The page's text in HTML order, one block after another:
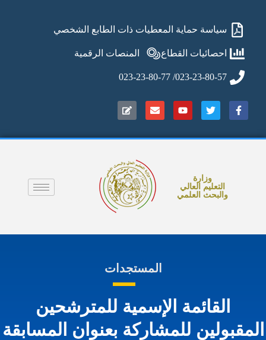
سياسة حماية المعطيات ذات الطابع الشخصي
احصائيات القطاع المنصات الرقمية
023-23-80-57/ 023-23-80-77
وزارة
التعليم العالي
والبحث العلمي
المستجدات
القائمة الإسمية للمترشحين
للمشاركة بعنوان المسابقة